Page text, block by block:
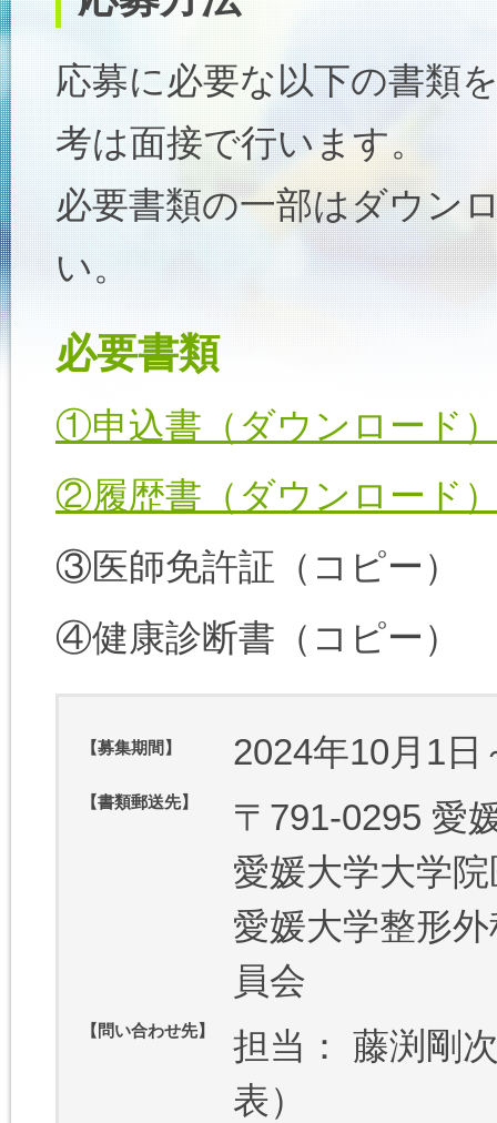
応募に必要な以下の書類
考は面接で行います。
必要書類の一部はダウン
い。
必要書類
①申込書（ダウンロード
②履歴書（ダウンロード
③医師免許証（コピー）
④健康診断書（コピー）
【募集期間】 2024年10月1日
【書類郵送先】
〒791-0295 愛
愛媛大学大学
愛媛大学整形
員会
【問い合わせ先】
担当： 藤渕剛
表）